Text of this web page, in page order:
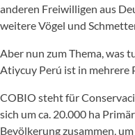
anderen Freiwilligen aus
weitere Vögel und
Aber nun zum Thema, was
Atiycuy Perú ist in mehrere
COBIO steht für
sich um ca. 20.000 ha
Bevölkerung zusammen,